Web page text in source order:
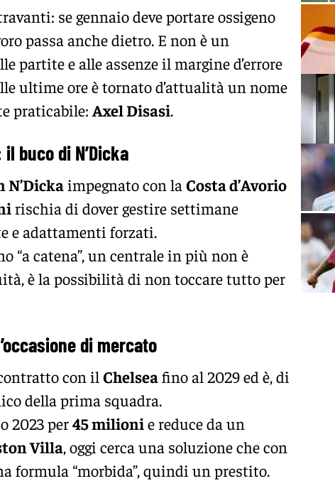
se gennaio deve portare ossigeno
passa anche dietro. E non è un
partite e alle assenze il margine d’errore
ultime ore è tornato d’attualità un nome
praticabile: Axel Disasi.
il buco di N’Dicka
N’Dickaimpegnato con la Costa d’Avorio
rischia di dover gestire settimane
e adattamenti forzati.
“a catena”, un centrale in più non è
è la possibilità di non toccare tutto per
di mercato
con il Chelseafino al 2029 ed è, di
della prima squadra.
2023 per45 milionie reduce da un
Villa, oggi cerca una soluzione che con
formula “morbida”, quindi un prestito.